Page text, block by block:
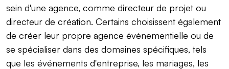
sein d'une agence, comme directeur de projet ou
directeur de création. Certains choisissent également
de créer leur propre agence événementielle ou de
se spécialiser dans des domaines spécifiques, tels
que les événements d'entreprise, les mariages, les